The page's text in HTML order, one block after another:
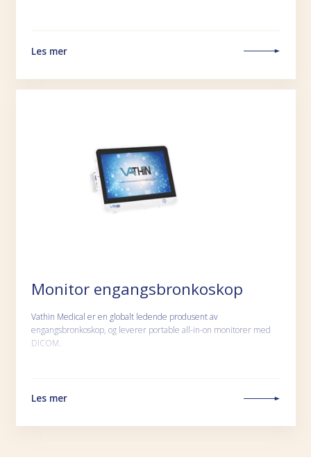
Les mer
Monitor engangsbronkoskop
Vathin Medical er en globalt ledende produsent av
engangsbronkoskop, og leverer portable all-in-on monitorer med
DICOM.
Les mer